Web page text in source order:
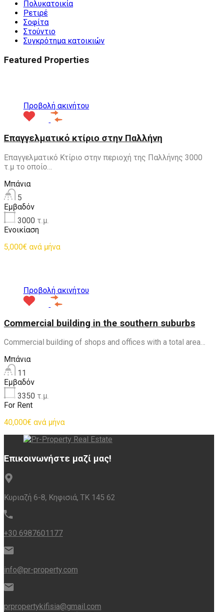
Πολυκατοικία
Ρετιρέ
Σοφίτα
Στούντιο
Συγκρότημα κατοικιών
Featured Properties
Προβολή ακινήτου
Επαγγελματικό κτίριο στην Παλλήνη
Επαγγελματικό Κτίριο στην περιοχή της Παλλήνης 3000
τ.μ το οποίο…
Μπάνια
5
Εμβαδόν
3000 τ.μ.
Ενοικίαση
5,000€ ανά μήνα
Προβολή ακινήτου
Commercial building in the southern suburbs
Commercial building of shops and offices with a total area…
Μπάνια
11
Εμβαδόν
3350 τ.μ.
For Rent
40,000€ ανά μήνα
Επικοινωνήστε μαζί μας!
Κυριαζή 6-8, Κηφισιά, ΤΚ 145 62
+30 6987601177
info@pr-property.com
prpropertykifisia@gmail.com